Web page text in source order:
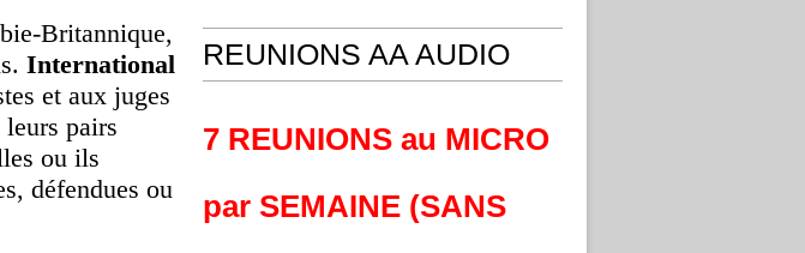
Britannique,
International
et aux juges
pairs
ou ils
défendues ou
REUNIONS AA AUDIO
7 REUNIONS au MICRO
par SEMAINE (SANS